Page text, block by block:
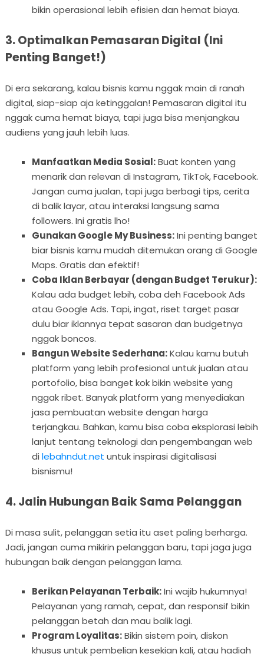
bikin operasional lebih efisien dan hemat biaya.
3. Optimalkan Pemasaran Digital (Ini
Penting Banget!)
Di era sekarang, kalau bisnis kamu nggak main di ranah
digital, siap-siap aja ketinggalan! Pemasaran digital itu
nggak cuma hemat biaya, tapi juga bisa menjangkau
audiens yang jauh lebih luas.
Manfaatkan Media Sosial:Buat konten yang
menarik dan relevan di Instagram, TikTok, Facebook.
Jangan cuma jualan, tapi juga berbagi tips, cerita
di balik layar, atau interaksi langsung sama
followers. Ini gratis lho!
Gunakan Google My Business:Ini penting banget
biar bisnis kamu mudah ditemukan orang di Google
Maps. Gratis dan efektif!
Coba Iklan Berbayar (dengan Budget Terukur):
Kalau ada budget lebih, coba deh Facebook Ads
atau Google Ads. Tapi, ingat, riset target pasar
dulu biar iklannya tepat sasaran dan budgetnya
nggak boncos.
Bangun Website Sederhana:Kalau kamu butuh
platform yang lebih profesional untuk jualan atau
portofolio, bisa banget kok bikin website yang
nggak ribet. Banyak platform yang menyediakan
jasa pembuatan website dengan harga
terjangkau. Bahkan, kamu bisa coba eksplorasi lebih
lanjut tentang teknologi dan pengembangan web
di lebahndut.net untuk inspirasi digitalisasi
bisnismu!
4. Jalin Hubungan Baik Sama Pelanggan
Di masa sulit, pelanggan setia itu aset paling berharga.
Jadi, jangan cuma mikirin pelanggan baru, tapi jaga juga
hubungan baik dengan pelanggan lama.
Berikan Pelayanan Terbaik:Ini wajib hukumnya!
Pelayanan yang ramah, cepat, dan responsif bikin
pelanggan betah dan mau balik lagi.
Program Loyalitas:Bikin sistem poin, diskon
khusus untuk pembelian kesekian kali, atau hadiah